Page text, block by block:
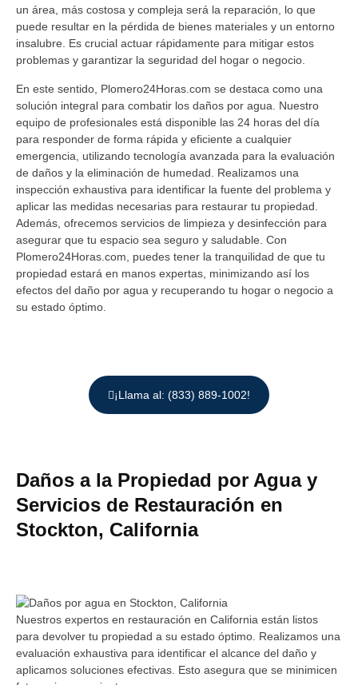
un área, más costosa y compleja será la reparación, lo que
puede resultar en la pérdida de bienes materiales y un entorno
insalubre. Es crucial actuar rápidamente para mitigar estos
problemas y garantizar la seguridad del hogar o negocio.
En este sentido, Plomero24Horas.com se destaca como una
solución integral para combatir los daños por agua. Nuestro
equipo de profesionales está disponible las 24 horas del día
para responder de forma rápida y eficiente a cualquier
emergencia, utilizando tecnología avanzada para la evaluación
de daños y la eliminación de humedad. Realizamos una
inspección exhaustiva para identificar la fuente del problema y
aplicar las medidas necesarias para restaurar tu propiedad.
Además, ofrecemos servicios de limpieza y desinfección para
asegurar que tu espacio sea seguro y saludable. Con
Plomero24Horas.com, puedes tener la tranquilidad de que tu
propiedad estará en manos expertas, minimizando así los
efectos del daño por agua y recuperando tu hogar o negocio a
su estado óptimo.
¡Llama al: (833) 889-1002!
Daños a la Propiedad por Agua y
Servicios de Restauración en
Stockton, California
Nuestros expertos en restauración en California están listos
para devolver tu propiedad a su estado óptimo. Realizamos una
evaluación exhaustiva para identificar el alcance del daño y
aplicamos soluciones efectivas. Esto asegura que se minimicen